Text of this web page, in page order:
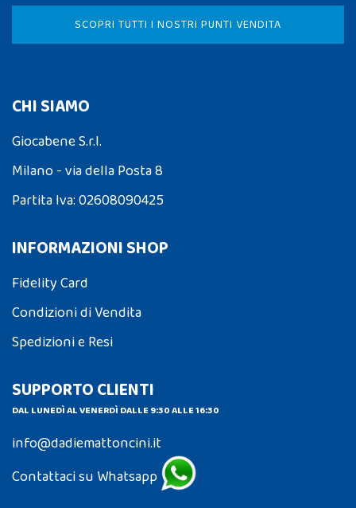
SCOPRI TUTTI I NOSTRI PUNTI VENDITA
CHI SIAMO
Giocabene S.r.l.
Milano - via della Posta 8
Partita Iva: 02608090425
INFORMAZIONI SHOP
Fidelity Card
Condizioni di Vendita
Spedizioni e Resi
SUPPORTO CLIENTI
DAL LUNEDÌ AL VENERDÌ DALLE 9:30 ALLE 16:30
info@dadiemattoncini.it
Contattaci su Whatsapp